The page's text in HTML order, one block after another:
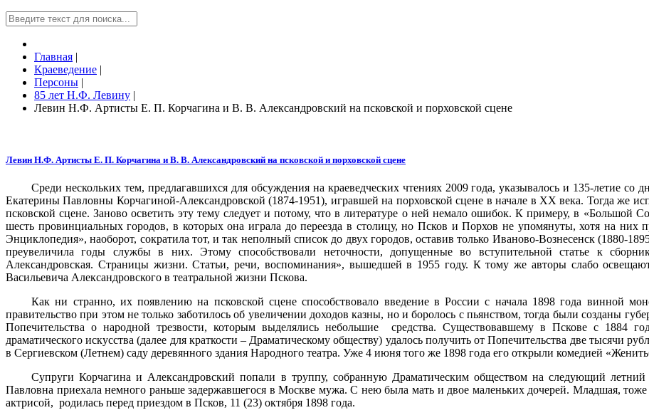
Главная |
Краеведение |
Персоны |
85 лет Н.Ф. Левину |
Левин Н.Ф. Артисты Е. П. Корчагина и В. В. Александровский на псковской и порховской сцене
Левин Н.Ф. Артисты Е. П. Корчагина и В. В. Александровский на псковской и порховской сцене
Среди нескольких тем, предлагавшихся для обсуждения на краеведческих чтениях 2009 года, указывалось и 135-летие
Екатерины Павловны Корчагиной-Александровской (1874-1951), игравшей на порховской сцене в начале в ХХ века. Тогда же
псковской сцене. Заново осветить эту тему следует и потому, что в литературе о ней немало ошибок. К примеру, в «Большой
шесть провинциальных городов, в которых она играла до переезда в столицу, но Псков и Порхов не упомянуты, хотя на них
Энциклопедия», наоборот, сократила тот, и так неполный список до двух городов, оставив только Иваново-Вознесенск (1880-
преувеличила годы службы в них. Этому способствовали неточности, допущенные во вступительной статье к
Александровская. Страницы жизни. Статьи, речи, воспоминания», вышедшей в 1955 году. К тому же авторы слабо
Васильевича Александровского в театральной жизни Пскова.
Как ни странно, их появлению на псковской сцене способствовало введение в России с начала 1898 года винной
правительство при этом не только заботилось об увеличении доходов казны, но и боролось с пьянством, тогда были созданы
Попечительства о народной трезвости, которым выделялись небольшие средства. Существовавшему в Пскове с 1884
драматического искусства (далее для краткости – Драматическому обществу) удалось получить от Попечительства две тысячи
в Сергиевском (Летнем) саду деревянного здания Народного театра. Уже 4 июня того же 1898 года его открыли комедией
Супруги Корчагина и Александровский попали в труппу, собранную Драматическим обществом на следующий
Павловна приехала немного раньше задержавшегося в Москве мужа. С нею была мать и двое маленьких дочерей. Младшая, тоже
актрисой, родилась перед приездом в Псков, 11 (23) октября 1898 года.